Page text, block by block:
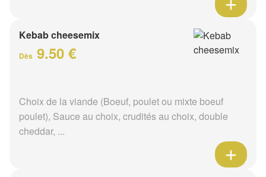
Kebab cheesemix
Dès 9.50 €
Choix de la viande (Boeuf, poulet ou mixte boeuf
poulet), Sauce au choix, crudités au choix, double
cheddar, ...